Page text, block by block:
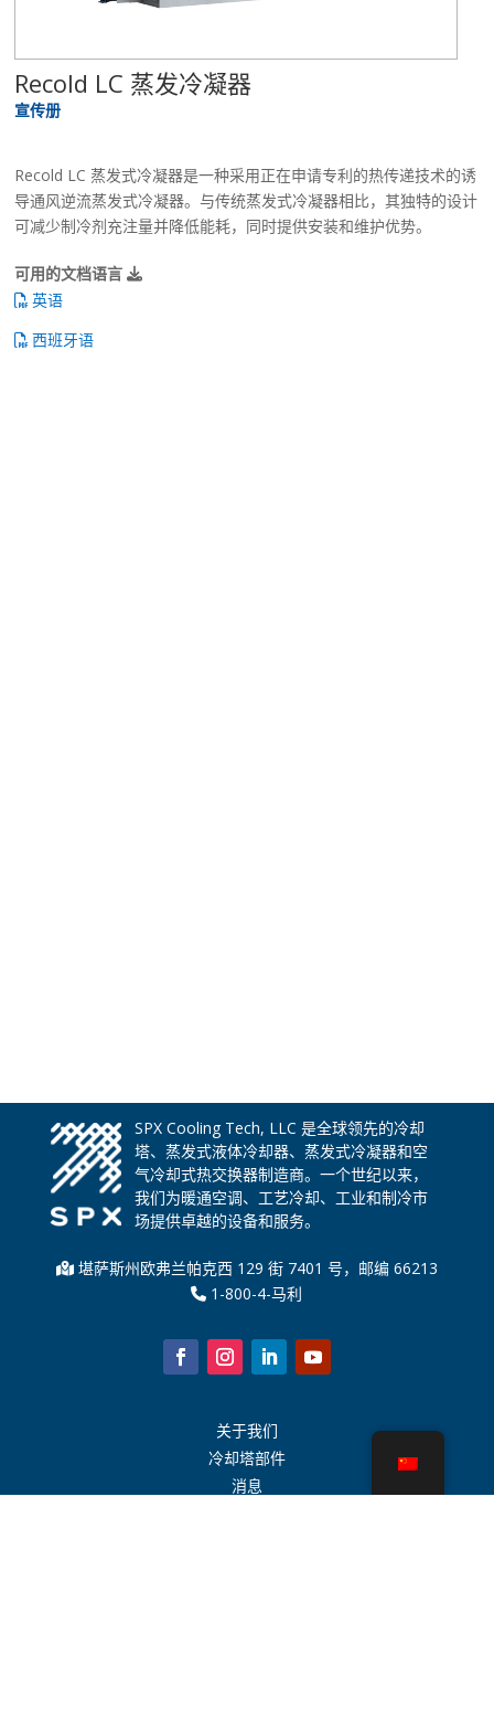
Recold LC 蒸发冷凝器
宣传册
Recold LC 蒸发式冷凝器是一种采用正在申请专利的热传递技术的诱
导通风逆流蒸发式冷凝器。与传统蒸发式冷凝器相比，其独特的设计
可减少制冷剂充注量并降低能耗，同时提供安装和维护优势。
可用的文档语言
英语
西班牙语
SPX Cooling Tech, LLC 是全球领先的冷却
塔、蒸发式液体冷却器、蒸发式冷凝器和空
气冷却式热交换器制造商。一个世纪以来，
我们为暖通空调、工艺冷却、工业和制冷市
场提供卓越的设备和服务。
堪萨斯州欧弗兰帕克西 129 街 7401 号，邮编 66213
1-800-4-马利
关于我们
冷却塔部件
消息